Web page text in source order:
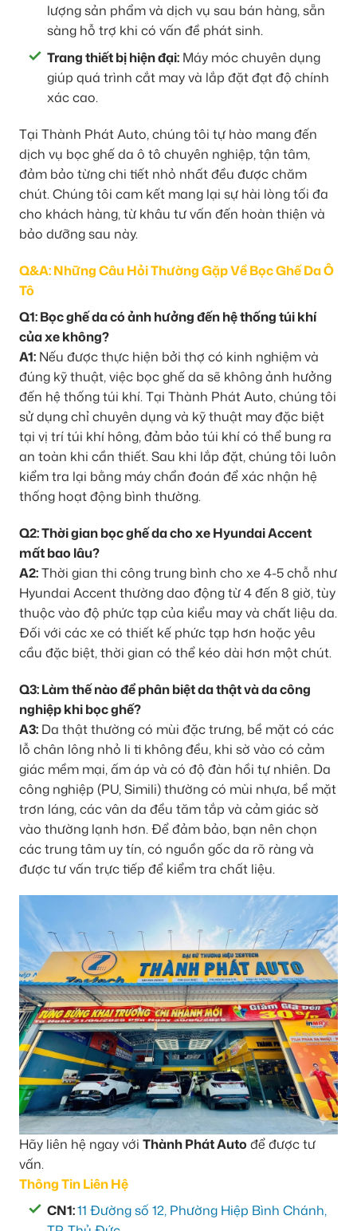
lượng sản phẩm và dịch vụ sau bán hàng, sẵn
sàng hỗ trợ khi có vấn đề phát sinh.
Trang thiết bị hiện đại: Máy móc chuyên dụng
giúp quá trình cắt may và lắp đặt đạt độ chính
xác cao.
Tại Thành Phát Auto, chúng tôi tự hào mang đến
dịch vụ bọc ghế da ô tô chuyên nghiệp, tận tâm,
đảm bảo từng chi tiết nhỏ nhất đều được chăm
chút. Chúng tôi cam kết mang lại sự hài lòng tối đa
cho khách hàng, từ khâu tư vấn đến hoàn thiện và
bảo dưỡng sau này.
Q&A: Những Câu Hỏi Thường Gặp Về Bọc Ghế Da Ô
Tô
Q1: Bọc ghế da có ảnh hưởng đến hệ thống túi khí
của xe không?
A1: Nếu được thực hiện bởi thợ có kinh nghiệm và
đúng kỹ thuật, việc bọc ghế da sẽ không ảnh hưởng
đến hệ thống túi khí. Tại Thành Phát Auto, chúng tôi
sử dụng chỉ chuyên dụng và kỹ thuật may đặc biệt
tại vị trí túi khí hông, đảm bảo túi khí có thể bung ra
an toàn khi cần thiết. Sau khi lắp đặt, chúng tôi luôn
kiểm tra lại bằng máy chẩn đoán để xác nhận hệ
thống hoạt động bình thường.
Q2: Thời gian bọc ghế da cho xe Hyundai Accent
mất bao lâu?
A2:Thời gian thi công trung bình cho xe 4-5 chỗ như
Hyundai Accent thường dao động từ 4 đến 8 giờ, tùy
thuộc vào độ phức tạp của kiểu may và chất liệu da.
Đối với các xe có thiết kế phức tạp hơn hoặc yêu
cầu đặc biệt, thời gian có thể kéo dài hơn một chút.
Q3: Làm thế nào để phân biệt da thật và da công
nghiệp khi bọc ghế?
A3: Da thật thường có mùi đặc trưng, bề mặt có các
lỗ chân lông nhỏ li ti không đều, khi sờ vào có cảm
giác mềm mại, ấm áp và có độ đàn hồi tự nhiên. Da
công nghiệp (PU, Simili) thường có mùi nhựa, bề mặt
trơn láng, các vân da đều tăm tắp và cảm giác sờ
vào thường lạnh hơn. Để đảm bảo, bạn nên chọn
các trung tâm uy tín, có nguồn gốc da rõ ràng và
được tư vấn trực tiếp để kiểm tra chất liệu.
Hãy liên hệ ngay với Thành Phát Auto để được tư
vấn.
Thông Tin Liên Hệ
CN1:11 Đường số 12, Phường Hiệp Bình Chánh,